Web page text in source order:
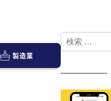
製造業
検
索